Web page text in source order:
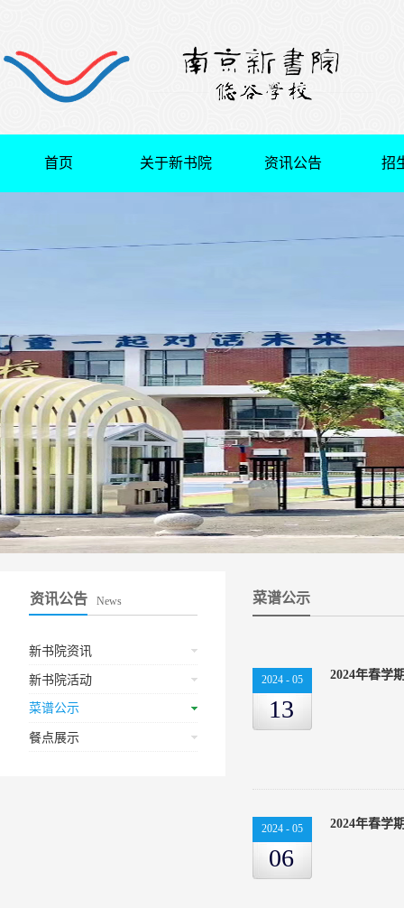
首页 关于新书院 资讯公告 招
资讯公告 News
新书院资讯
新书院活动
菜谱公示
餐点展示
菜谱公示
2024 - 05
13
2024年春学
2024 - 05
06
2024年春学